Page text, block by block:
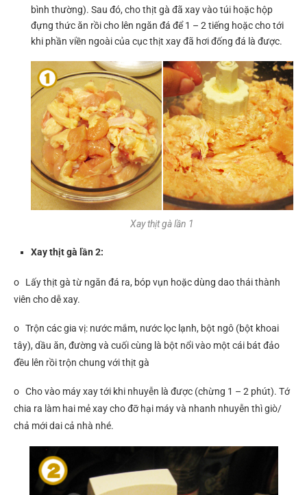
bình thường). Sau đó, cho thịt gà đã xay vào túi hoặc hộp
đựng thức ăn rồi cho lên ngăn đá để 1 – 2 tiếng hoặc cho tới
khi phần viền ngoài của cục thịt xay đã hơi đống đá là được.
Xay thịt gà lần 1
Xay thịt gà lần 2:
o Lấy thịt gà từ ngăn đá ra, bóp vụn hoặc dùng dao thái thành
viên cho dễ xay.
o Trộn các gia vị: nước mắm, nước lọc lạnh, bột ngô (bột khoai
tây), dầu ăn, đường và cuối cùng là bột nổi vào một cái bát đảo
đều lên rồi trộn chung với thịt gà
o Cho vào máy xay tới khi nhuyễn là được (chừng 1 – 2 phút). Tớ
chia ra làm hai mẻ xay cho đỡ hại máy và nhanh nhuyễn thì giò/
chả mới dai cả nhà nhé.